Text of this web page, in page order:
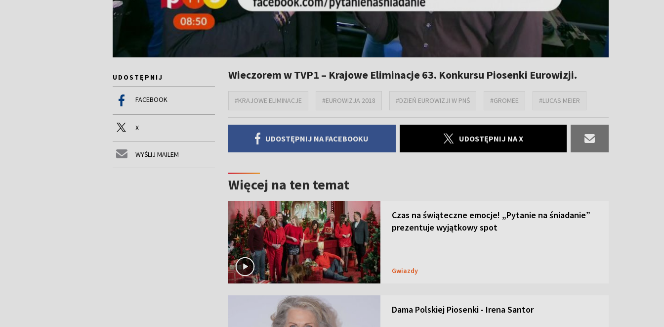
UDOSTĘPNIJ
FACEBOOK
X
WYŚLIJ MAILEM
Wieczorem w TVP1 – Krajowe Eliminacje 63. Konkursu Piosenki Eurowizji.
#KRAJOWE ELIMINACJE #EUROWIZJA 2018 #DZIEŃ EUROWIZJI W PNŚ #GROMEE #LUCAS MEIER
UDOSTĘPNIJ NA FACEBOOKU UDOSTĘPNIJ NA X
Więcej na ten temat
Czas na świąteczne emocje! „Pytanie na śniadanie”
prezentuje wyjątkowy spot
Gwiazdy
Dama Polskiej Piosenki - Irena Santor